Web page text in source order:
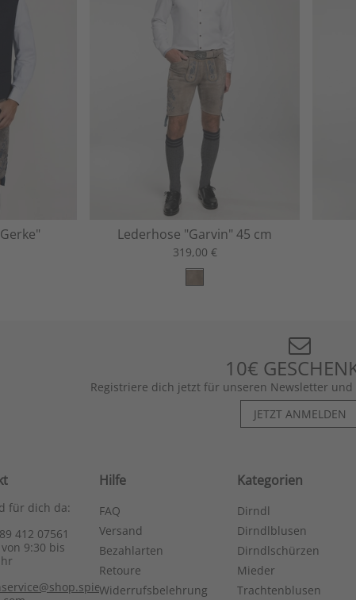
Lederhose "Garvin" 45 cm
319,00 €
10€
Registriere dich jetzt für unseren Newsletter
JETZT ANMELDEN
Hilfe
FAQ
Versand
Bezahlarten
Retoure
Widerrufsbelehrung
für dich da:
412 07561
9:30 bis
Kategorien
Dirndl
Dirndlblusen
Dirndlschürzen
Mieder
Trachtenblusen